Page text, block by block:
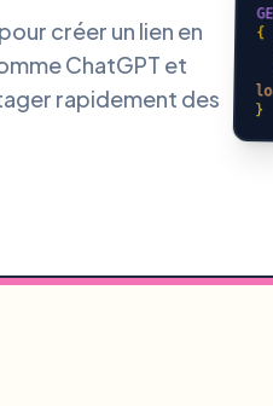
créer un lien en
ChatGPT et
rapidement des
{
}